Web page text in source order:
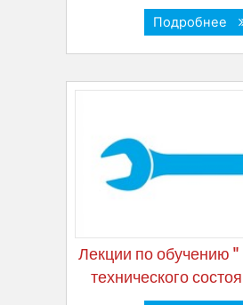
Подробнее
Лекции по обучению "
технического